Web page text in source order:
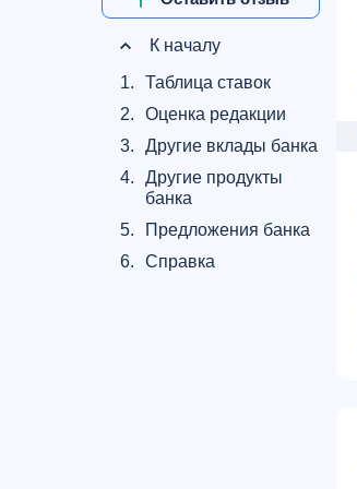
К началу
1.
Таблица ставок
2.
Оценка редакции
3.
Другие вклады банка
4.
Другие продукты
банка
5.
Предложения банка
6.
Справка